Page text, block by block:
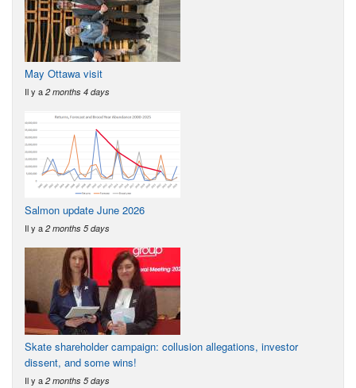
May Ottawa visit
Il y a 2 months 4 days
Salmon update June 2026
Il y a 2 months 5 days
Skate shareholder campaign: collusion allegations, investor
dissent, and some wins!
Il y a 2 months 5 days